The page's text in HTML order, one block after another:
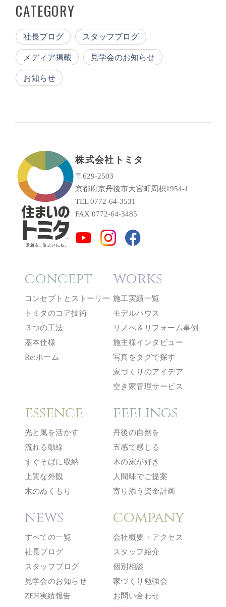
CATEGORY
社長ブログ スタッフブログ
メディア掲載 見学会のお知らせ
お知らせ
株式会社トミタ
〒629-2503
京都府京丹後市大宮町周枳1954-1
TEL 0772-64-3531
FAX 0772-64-3485
concept
コンセプトとストーリー
トミタのコア技術
３つの工法
基本仕様
Re:ホーム
works
施工実績一覧
モデルハウス
リノべ＆リフォーム事例
施主様インタビュー
写真をタグで探す
家づくりのアイデア
空き家管理サービス
essence
光と風を活かす
流れる動線
すぐそばに収納
上質な外観
木のぬくもり
feelings
丹後の自然を
五感で感じる
木の家が好き
人間味でご提案
寄り添う資金計画
news
すべての一覧
社長ブログ
スタッフブログ
見学会のお知らせ
ZEH実績報告
company
会社概要・アクセス
スタッフ紹介
個別相談
家づくり勉強会
お問い合わせ